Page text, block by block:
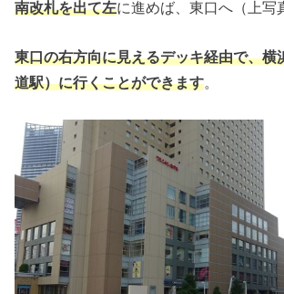
南改札を出て左に進めば、東口へ（上写
東口の右方向に見えるデッキ経由で、横
道駅）に行くことができます。